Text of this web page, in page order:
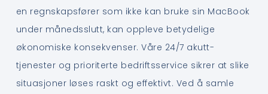
en regnskapsfører som ikke kan bruke sin MacBook
under månedsslutt, kan oppleve betydelige
økonomiske konsekvenser. Våre 24/7 akutt-
tjenester og prioriterte bedriftsservice sikrer at slike
situasjoner løses raskt og effektivt. Ved å samle